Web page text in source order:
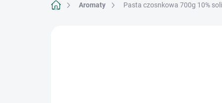
Home Aromaty Pasta czosnkowa 700g 10% soli